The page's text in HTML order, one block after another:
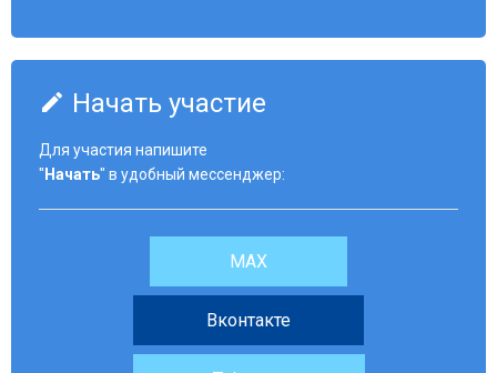
create Начать участие
Для участия напишите
" Начать" в удобный мессенджер:
MAX
Вконтакте